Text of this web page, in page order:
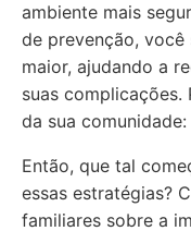
ambiente mais
de prevenção,
maior, ajudando a
suas complicações.
da sua
Então, que tal
essas estratégias?
familiares sobre a